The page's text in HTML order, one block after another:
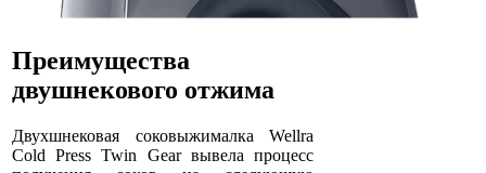
Преимущества
двушнекового отжима
Двухшнековая соковыжималка Wellra
Cold Press Twin Gear вывела процесс